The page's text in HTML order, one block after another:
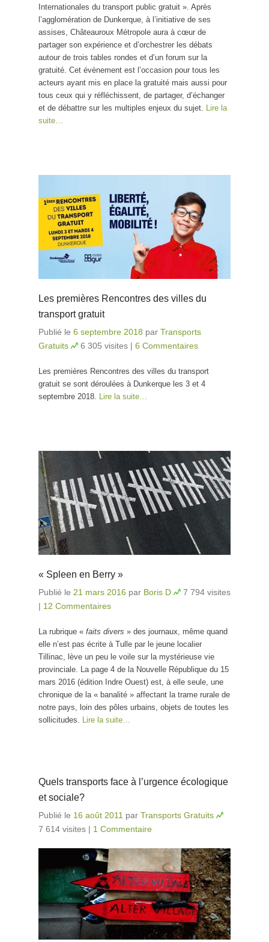
Public Gratuit
Internationales du transport public gratuit ». Après
l’agglomération de Dunkerque, à l’initiative de ses
assises, Châteauroux Métropole aura à cœur de
partager son expérience et d’orchestrer les débats
autour de trois tables rondes et d’un forum sur la
gratuité. Cet évènement est l’occasion pour tous les
acteurs ayant mis en place la gratuité mais aussi pour
tous ceux qui y réfléchissent, de partager, d’échanger
et de débattre sur les multiples enjeux du sujet. Lire la
suite…
Les premières Rencontres des villes du
transport gratuit
Publié le 6 septembre 2018 par Transports
Gratuits
6 305 visites | 6 Commentaires
Les premières Rencontres des villes du transport
gratuit se sont déroulées à Dunkerque les 3 et 4
septembre 2018. Lire la suite…
« Spleen en Berry »
Publié le 21 mars 2016 par Boris D
7 794 visites
| 12 Commentaires
La rubrique « faits divers » des journaux, même quand
elle n’est pas écrite à Tulle par le jeune localier
Tillinac, lève un peu le voile sur la mystérieuse vie
provinciale. La page 4 de la Nouvelle République du 15
mars 2016 (édition Indre Ouest) est, à elle seule, une
chronique de la « banalité » affectant la trame rurale de
notre pays, loin des pôles urbains, objets de toutes les
sollicitudes.
Lire la suite…
Quels transports face à l’urgence écologique
et sociale?
Publié le 16 août 2011 par Transports Gratuits
7 614 visites | 1 Commentaire